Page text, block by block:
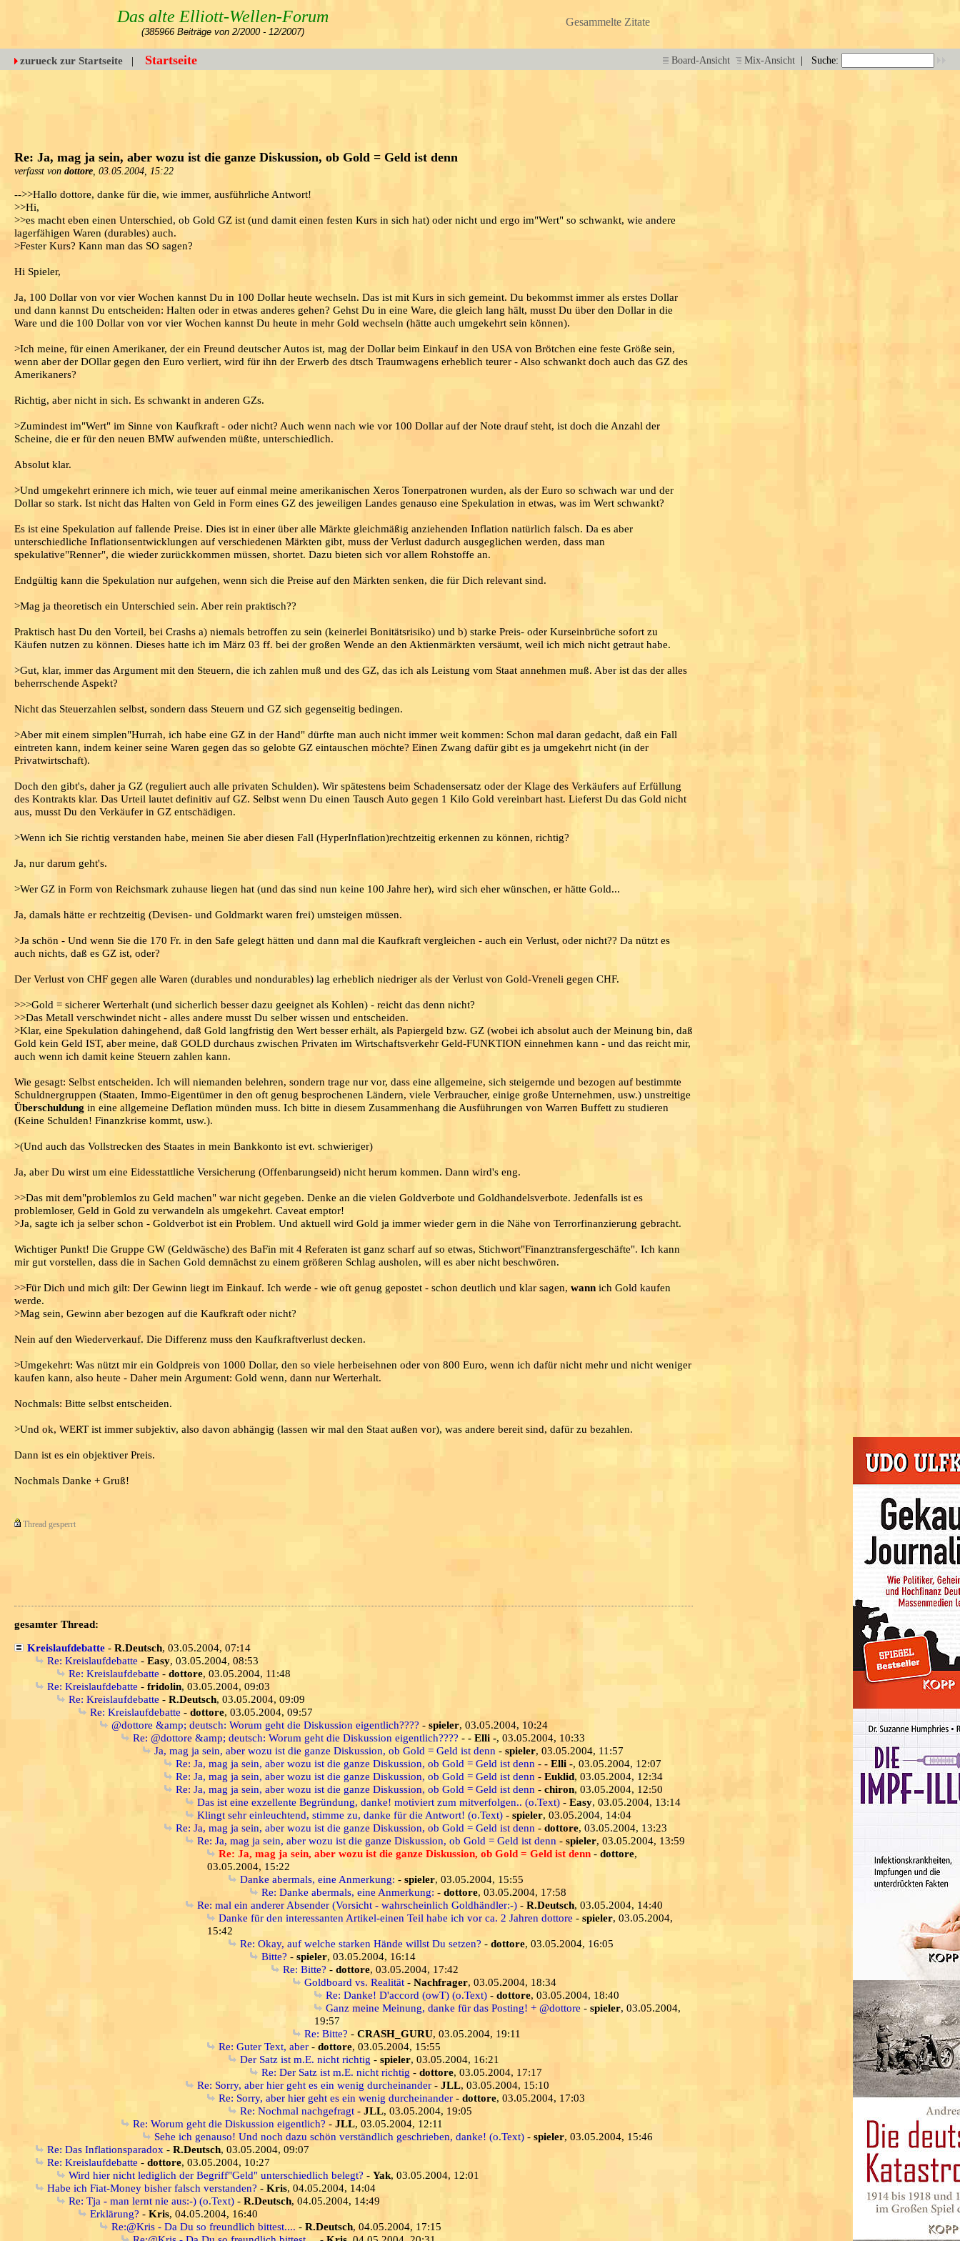
Das alte Elliott-Wellen-Forum
(385966 Beiträge von 2/2000 - 12/2007)
Gesammelte Zitate
zurueck zur Startseite | Startseite Board-Ansicht Mix-Ansicht | Suche:
Re: Ja, mag ja sein, aber wozu ist die ganze Diskussion, ob Gold = Geld ist denn
verfasst von dottore, 03.05.2004, 15:22
-->>Hallo dottore, danke für die, wie immer, ausführliche Antwort!
>>Hi,
>>es macht eben einen Unterschied, ob Gold GZ ist (und damit einen festen Kurs in sich hat) oder nicht und ergo im"Wert" so schwankt, wie andere
lagerfähigen Waren (durables) auch.
>Fester Kurs? Kann man das SO sagen?
Hi Spieler,
Ja, 100 Dollar von vor vier Wochen kannst Du in 100 Dollar heute wechseln. Das ist mit Kurs in sich gemeint. Du bekommst immer als erstes Dollar
und dann kannst Du entscheiden: Halten oder in etwas anderes gehen? Gehst Du in eine Ware, die gleich lang hält, musst Du über den Dollar in die
Ware und die 100 Dollar von vor vier Wochen kannst Du heute in mehr Gold wechseln (hätte auch umgekehrt sein können).
>Ich meine, für einen Amerikaner, der ein Freund deutscher Autos ist, mag der Dollar beim Einkauf in den USA von Brötchen eine feste Größe sein,
wenn aber der DOllar gegen den Euro verliert, wird für ihn der Erwerb des dtsch Traumwagens erheblich teurer - Also schwankt doch auch das GZ des
Amerikaners?
Richtig, aber nicht in sich. Es schwankt in anderen GZs.
>Zumindest im"Wert" im Sinne von Kaufkraft - oder nicht? Auch wenn nach wie vor 100 Dollar auf der Note drauf steht, ist doch die Anzahl der
Scheine, die er für den neuen BMW aufwenden müßte, unterschiedlich.
Absolut klar.
>Und umgekehrt erinnere ich mich, wie teuer auf einmal meine amerikanischen Xeros Tonerpatronen wurden, als der Euro so schwach war und der
Dollar so stark. Ist nicht das Halten von Geld in Form eines GZ des jeweiligen Landes genauso eine Spekulation in etwas, was im Wert schwankt?
Es ist eine Spekulation auf fallende Preise. Dies ist in einer über alle Märkte gleichmäßig anziehenden Inflation natürlich falsch. Da es aber
unterschiedliche Inflationsentwicklungen auf verschiedenen Märkten gibt, muss der Verlust dadurch ausgeglichen werden, dass man
spekulative"Renner", die wieder zurückkommen müssen, shortet. Dazu bieten sich vor allem Rohstoffe an.
Endgültig kann die Spekulation nur aufgehen, wenn sich die Preise auf den Märkten senken, die für Dich relevant sind.
>Mag ja theoretisch ein Unterschied sein. Aber rein praktisch??
Praktisch hast Du den Vorteil, bei Crashs a) niemals betroffen zu sein (keinerlei Bonitätsrisiko) und b) starke Preis- oder Kurseinbrüche sofort zu
Käufen nutzen zu können. Dieses hatte ich im März 03 ff. bei der großen Wende an den Aktienmärkten versäumt, weil ich mich nicht getraut habe.
>Gut, klar, immer das Argument mit den Steuern, die ich zahlen muß und des GZ, das ich als Leistung vom Staat annehmen muß. Aber ist das der alles
beherrschende Aspekt?
Nicht das Steuerzahlen selbst, sondern dass Steuern und GZ sich gegenseitig bedingen.
>Aber mit einem simplen"Hurrah, ich habe eine GZ in der Hand" dürfte man auch nicht immer weit kommen: Schon mal daran gedacht, daß ein Fall
eintreten kann, indem keiner seine Waren gegen das so gelobte GZ eintauschen möchte? Einen Zwang dafür gibt es ja umgekehrt nicht (in der
Privatwirtschaft).
Doch den gibt's, daher ja GZ (reguliert auch alle privaten Schulden). Wir spätestens beim Schadensersatz oder der Klage des Verkäufers auf Erfüllung
des Kontrakts klar. Das Urteil lautet definitiv auf GZ. Selbst wenn Du einen Tausch Auto gegen 1 Kilo Gold vereinbart hast. Lieferst Du das Gold nicht
aus, musst Du den Verkäufer in GZ entschädigen.
>Wenn ich Sie richtig verstanden habe, meinen Sie aber diesen Fall (HyperInflation)rechtzeitig erkennen zu können, richtig?
Ja, nur darum geht's.
>Wer GZ in Form von Reichsmark zuhause liegen hat (und das sind nun keine 100 Jahre her), wird sich eher wünschen, er hätte Gold...
Ja, damals hätte er rechtzeitig (Devisen- und Goldmarkt waren frei) umsteigen müssen.
>Ja schön - Und wenn Sie die 170 Fr. in den Safe gelegt hätten und dann mal die Kaufkraft vergleichen - auch ein Verlust, oder nicht?? Da nützt es
auch nichts, daß es GZ ist, oder?
Der Verlust von CHF gegen alle Waren (durables und nondurables) lag erheblich niedriger als der Verlust von Gold-Vreneli gegen CHF.
>>>Gold = sicherer Werterhalt (und sicherlich besser dazu geeignet als Kohlen) - reicht das denn nicht?
>>Das Metall verschwindet nicht - alles andere musst Du selber wissen und entscheiden.
>Klar, eine Spekulation dahingehend, daß Gold langfristig den Wert besser erhält, als Papiergeld bzw. GZ (wobei ich absolut auch der Meinung bin, daß
Gold kein Geld IST, aber meine, daß GOLD durchaus zwischen Privaten im Wirtschaftsverkehr Geld-FUNKTION einnehmen kann - und das reicht mir,
auch wenn ich damit keine Steuern zahlen kann.
Wie gesagt: Selbst entscheiden. Ich will niemanden belehren, sondern trage nur vor, dass eine allgemeine, sich steigernde und bezogen auf bestimmte
Schuldnergruppen (Staaten, Immo-Eigentümer in den oft genug besprochenen Ländern, viele Verbraucher, einige große Unternehmen, usw.) unstreitige
Überschuldung in eine allgemeine Deflation münden muss. Ich bitte in diesem Zusammenhang die Ausführungen von Warren Buffett zu studieren
(Keine Schulden! Finanzkrise kommt, usw.).
>(Und auch das Vollstrecken des Staates in mein Bankkonto ist evt. schwieriger)
Ja, aber Du wirst um eine Eidesstattliche Versicherung (Offenbarungseid) nicht herum kommen. Dann wird's eng.
>>Das mit dem"problemlos zu Geld machen" war nicht gegeben. Denke an die vielen Goldverbote und Goldhandelsverbote. Jedenfalls ist es
problemloser, Geld in Gold zu verwandeln als umgekehrt. Caveat emptor!
>Ja, sagte ich ja selber schon - Goldverbot ist ein Problem. Und aktuell wird Gold ja immer wieder gern in die Nähe von Terrorfinanzierung gebracht.
Wichtiger Punkt! Die Gruppe GW (Geldwäsche) des BaFin mit 4 Referaten ist ganz scharf auf so etwas, Stichwort"Finanztransfergeschäfte". Ich kann
mir gut vorstellen, dass die in Sachen Gold demnächst zu einem größeren Schlag ausholen, will es aber nicht beschwören.
>>Für Dich und mich gilt: Der Gewinn liegt im Einkauf. Ich werde - wie oft genug gepostet - schon deutlich und klar sagen, wann ich Gold kaufen
werde.
>Mag sein, Gewinn aber bezogen auf die Kaufkraft oder nicht?
Nein auf den Wiederverkauf. Die Differenz muss den Kaufkraftverlust decken.
>Umgekehrt: Was nützt mir ein Goldpreis von 1000 Dollar, den so viele herbeisehnen oder von 800 Euro, wenn ich dafür nicht mehr und nicht weniger
kaufen kann, also heute - Daher mein Argument: Gold wenn, dann nur Werterhalt.
Nochmals: Bitte selbst entscheiden.
>Und ok, WERT ist immer subjektiv, also davon abhängig (lassen wir mal den Staat außen vor), was andere bereit sind, dafür zu bezahlen.
Dann ist es ein objektiver Preis.
Nochmals Danke + Gruß!
Thread gesperrt
gesamter Thread:
Kreislaufdebatte - R.Deutsch, 03.05.2004, 07:14
Re: Kreislaufdebatte - Easy, 03.05.2004, 08:53
Re: Kreislaufdebatte - dottore, 03.05.2004, 11:48
Re: Kreislaufdebatte - fridolin, 03.05.2004, 09:03
Re: Kreislaufdebatte - R.Deutsch, 03.05.2004, 09:09
Re: Kreislaufdebatte - dottore, 03.05.2004, 09:57
@dottore &amp; deutsch: Worum geht die Diskussion eigentlich???? - spieler, 03.05.2004, 10:24
Re: @dottore &amp; deutsch: Worum geht die Diskussion eigentlich???? - - Elli -, 03.05.2004, 10:33
Ja, mag ja sein, aber wozu ist die ganze Diskussion, ob Gold = Geld ist denn - spieler, 03.05.2004, 11:57
Re: Ja, mag ja sein, aber wozu ist die ganze Diskussion, ob Gold = Geld ist denn - - Elli -, 03.05.2004, 12:07
Re: Ja, mag ja sein, aber wozu ist die ganze Diskussion, ob Gold = Geld ist denn - Euklid, 03.05.2004, 12:34
Re: Ja, mag ja sein, aber wozu ist die ganze Diskussion, ob Gold = Geld ist denn - chiron, 03.05.2004, 12:50
Das ist eine exzellente Begründung, danke! motiviert zum mitverfolgen.. (o.Text) - Easy, 03.05.2004, 13:14
Klingt sehr einleuchtend, stimme zu, danke für die Antwort! (o.Text) - spieler, 03.05.2004, 14:04
Re: Ja, mag ja sein, aber wozu ist die ganze Diskussion, ob Gold = Geld ist denn - dottore, 03.05.2004, 13:23
Re: Ja, mag ja sein, aber wozu ist die ganze Diskussion, ob Gold = Geld ist denn - spieler, 03.05.2004, 13:59
Re: Ja, mag ja sein, aber wozu ist die ganze Diskussion, ob Gold = Geld ist denn - dottore,
03.05.2004, 15:22
Danke abermals, eine Anmerkung: - spieler, 03.05.2004, 15:55
Re: Danke abermals, eine Anmerkung: - dottore, 03.05.2004, 17:58
Re: mal ein anderer Absender (Vorsicht - wahrscheinlich Goldhändler:-) - R.Deutsch, 03.05.2004, 14:40
Danke für den interessanten Artikel-einen Teil habe ich vor ca. 2 Jahren dottore - spieler, 03.05.2004,
15:42
Re: Okay, auf welche starken Hände willst Du setzen? - dottore, 03.05.2004, 16:05
Bitte? - spieler, 03.05.2004, 16:14
Re: Bitte? - dottore, 03.05.2004, 17:42
Goldboard vs. Realität - Nachfrager, 03.05.2004, 18:34
Re: Danke! D'accord (owT) (o.Text) - dottore, 03.05.2004, 18:40
Ganz meine Meinung, danke für das Posting! + @dottore - spieler, 03.05.2004,
19:57
Re: Bitte? - CRASH_GURU, 03.05.2004, 19:11
Re: Guter Text, aber - dottore, 03.05.2004, 15:55
Der Satz ist m.E. nicht richtig - spieler, 03.05.2004, 16:21
Re: Der Satz ist m.E. nicht richtig - dottore, 03.05.2004, 17:17
Re: Sorry, aber hier geht es ein wenig durcheinander - JLL, 03.05.2004, 15:10
Re: Sorry, aber hier geht es ein wenig durcheinander - dottore, 03.05.2004, 17:03
Re: Nochmal nachgefragt - JLL, 03.05.2004, 19:05
Re: Worum geht die Diskussion eigentlich? - JLL, 03.05.2004, 12:11
Sehe ich genauso! Und noch dazu schön verständlich geschrieben, danke! (o.Text) - spieler, 03.05.2004, 15:46
Re: Das Inflationsparadox - R.Deutsch, 03.05.2004, 09:07
Re: Kreislaufdebatte - dottore, 03.05.2004, 10:27
Wird hier nicht lediglich der Begriff"Geld" unterschiedlich belegt? - Yak, 03.05.2004, 12:01
Habe ich Fiat-Money bisher falsch verstanden? - Kris, 04.05.2004, 14:04
Re: Tja - man lernt nie aus:-) (o.Text) - R.Deutsch, 04.05.2004, 14:49
Erklärung? - Kris, 04.05.2004, 16:40
Re:@Kris - Da Du so freundlich bittest.... - R.Deutsch, 04.05.2004, 17:15